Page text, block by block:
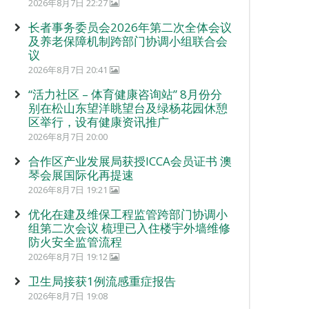
2026年8月7日 22:27
长者事务委员会2026年第二次全体会议
及养老保障机制跨部门协调小组联合会
议
2026年8月7日 20:41
“活力社区 – 体育健康咨询站” 8月份分
别在松山东望洋眺望台及绿杨花园休憩
区举行，设有健康资讯推广
2026年8月7日 20:00
合作区产业发展局获授ICCA会员证书 澳
琴会展国际化再提速
2026年8月7日 19:21
优化在建及维保工程监管跨部门协调小
组第二次会议 梳理已入住楼宇外墙维修
防火安全监管流程
2026年8月7日 19:12
卫生局接获1例流感重症报告
2026年8月7日 19:08